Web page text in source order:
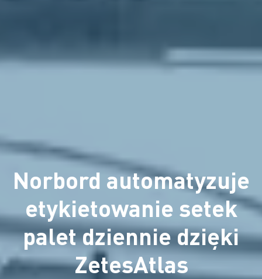
Norbord automatyzuje
etykietowanie setek
palet dziennie dzięki
ZetesAtlas